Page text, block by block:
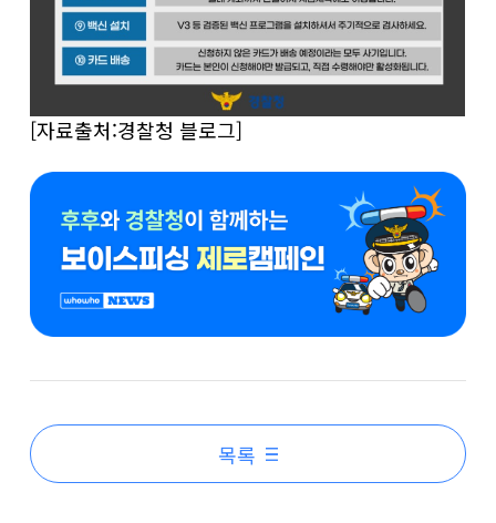
[자료출처:경찰청 블로그]
목록